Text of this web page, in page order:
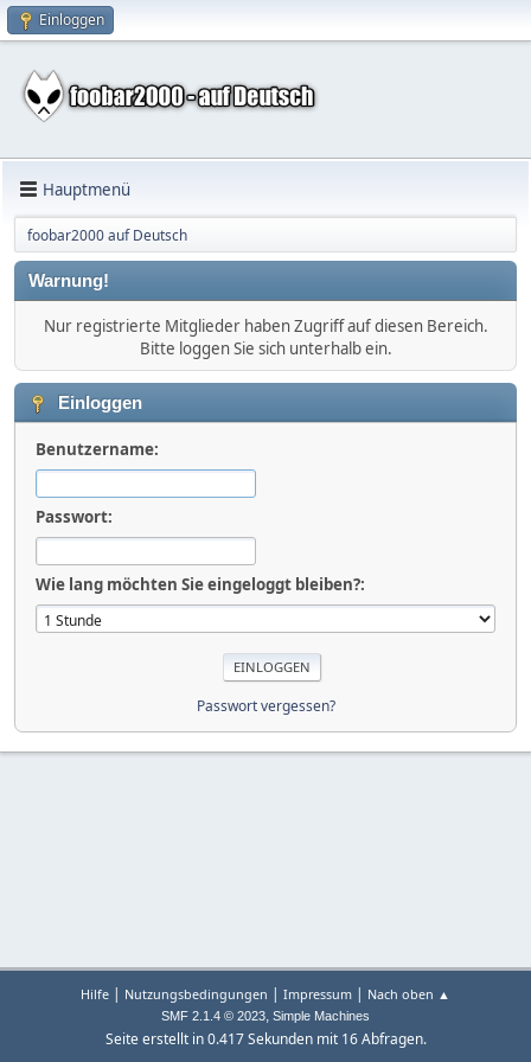
Einloggen
Hauptmenü
foobar2000 auf Deutsch
Warnung!
Nur registrierte Mitglieder haben Zugriff auf diesen Bereich.
Bitte loggen Sie sich unterhalb ein.
Einloggen
Benutzername:
Passwort:
Wie lang möchten Sie eingeloggt bleiben?:
Passwort vergessen?
Hilfe | Nutzungsbedingungen | Impressum | Nach oben ▲
SMF 2.1.4 © 2023, Simple Machines
Seite erstellt in 0.417 Sekunden mit 16 Abfragen.